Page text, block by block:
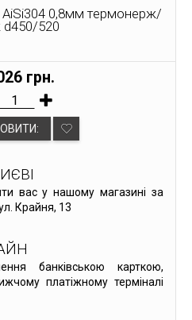
AiSi304 0,8мм термонерж/
520
грн.
вас у нашому магазині за
Крайня, 13
банківською карткою,
платіжному терміналі